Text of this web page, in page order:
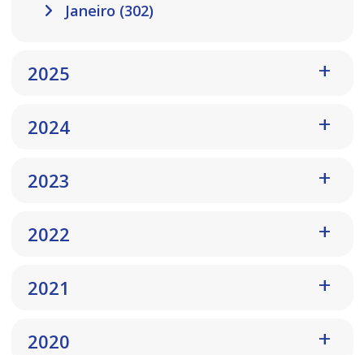
Janeiro (302)
2025
2024
2023
2022
2021
2020